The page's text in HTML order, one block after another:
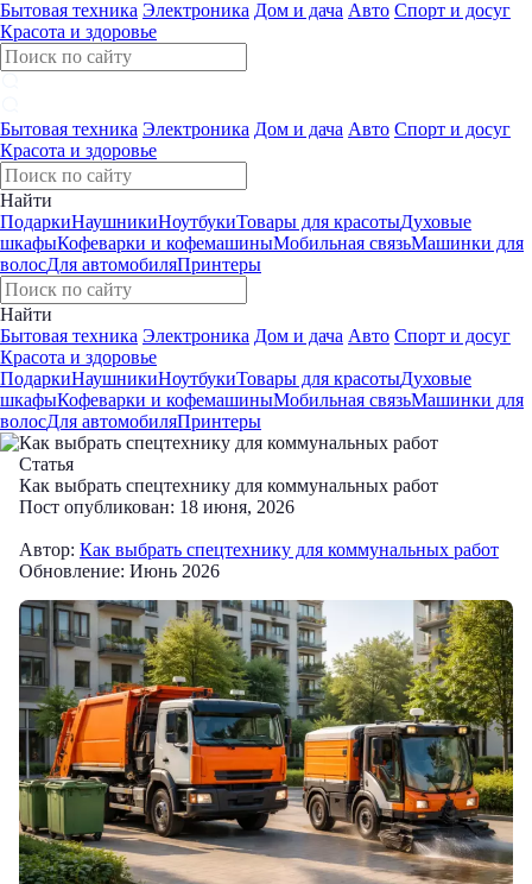
Бытовая техника Электроника Дом и дача Авто Спорт и досуг
Красота и здоровье
Бытовая техника Электроника Дом и дача Авто Спорт и досуг
Красота и здоровье
Найти
ПодаркиНаушникиНоутбукиТовары для красотыДуховые
шкафыКофеварки и кофемашиныМобильная связьМашинки для
волосДля автомобиляПринтеры
Найти
Бытовая техника Электроника Дом и дача Авто Спорт и досуг
Красота и здоровье
ПодаркиНаушникиНоутбукиТовары для красотыДуховые
шкафыКофеварки и кофемашиныМобильная связьМашинки для
волосДля автомобиляПринтеры
Статья
Как выбрать спецтехнику для коммунальных работ
Пост опубликован: 18 июня, 2026
Автор: Как выбрать спецтехнику для коммунальных работ
Обновление: Июнь 2026